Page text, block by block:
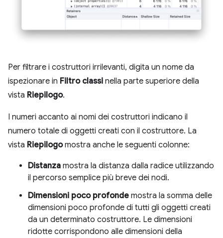
Per filtrare i costruttori irrilevanti, digita un nome da
ispezionare in Filtro classi nella parte superiore della
vista Riepilogo.
I numeri accanto ai nomi dei costruttori indicano il
numero totale di oggetti creati con il costruttore. La
vista Riepilogomostra anche le seguenti colonne:
Distanza mostra la distanza dalla radice utilizzando
il percorso semplice più breve dei nodi.
Dimensioni poco profonde mostra la somma delle
dimensioni poco profonde di tutti gli oggetti creati
da un determinato costruttore. Le dimensioni
ridotte corrispondono alle dimensioni della